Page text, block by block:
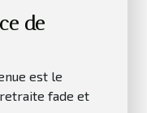
de
est le
fade et